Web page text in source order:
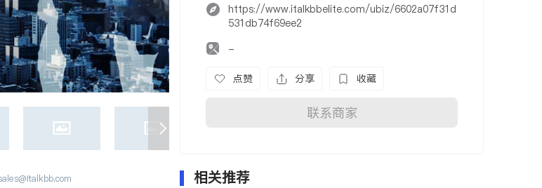
https://www.italkbbelite.com/ubiz/6602a07f31d
531db74f69ee2
-
点赞 分享 收藏
联系商家
相关推荐